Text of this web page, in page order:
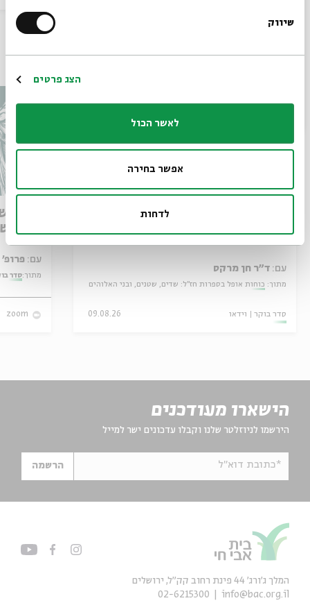
שיווק
הצג פרטים
לאשר הכול
אפשר בחירה
לדחות
עוד בבית אבי חי
כוחות אופל – מבראשית
עם: ד"ר חן מרקס
מתוך: כוחות אופל בספרות חז"ל: שדים, שטנים, ובני האלוהים
סדר בוקר וידאו 09.08.26
מותו
עם:
מתוך:סדר
zoom
הישארו מעודכנים
הירשמו לניוזלטר שלנו וקבלו עדכונים ישר למייל
*כתובת דוא"ל הרשמה
המלך ג'ורג' 44 פינת רחוב קק״ל, ירושלים
info@bac.org.il
02-6215300